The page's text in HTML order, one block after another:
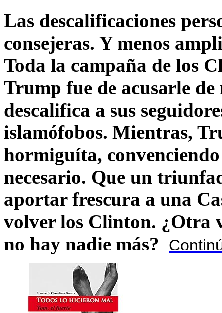
Las descalificaciones
consejeras. Y menos
Toda la campaña de los
Trump fue de acusarle
descalifica a sus
islamófobos. Mientras,
hormiguíta,
necesario. Que un
aportar frescura a una
volver los Clinton. ¿Otra
no hay nadie más?